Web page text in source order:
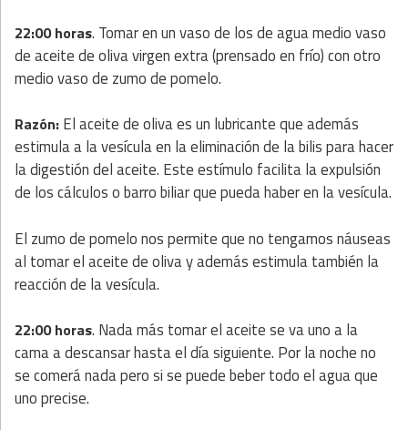
22:00 horas. Tomar en un vaso de los de agua medio vaso
de aceite de oliva virgen extra (prensado en frío) con otro
medio vaso de zumo de pomelo.
Razón: El aceite de oliva es un lubricante que además
estimula a la vesícula en la eliminación de la bilis para hacer
la digestión del aceite. Este estímulo facilita la expulsión
de los cálculos o barro biliar que pueda haber en la vesícula.
El zumo de pomelo nos permite que no tengamos náuseas
al tomar el aceite de oliva y además estimula también la
reacción de la vesícula.
22:00 horas. Nada más tomar el aceite se va uno a la
cama a descansar hasta el día siguiente. Por la noche no
se comerá nada pero si se puede beber todo el agua que
uno precise.